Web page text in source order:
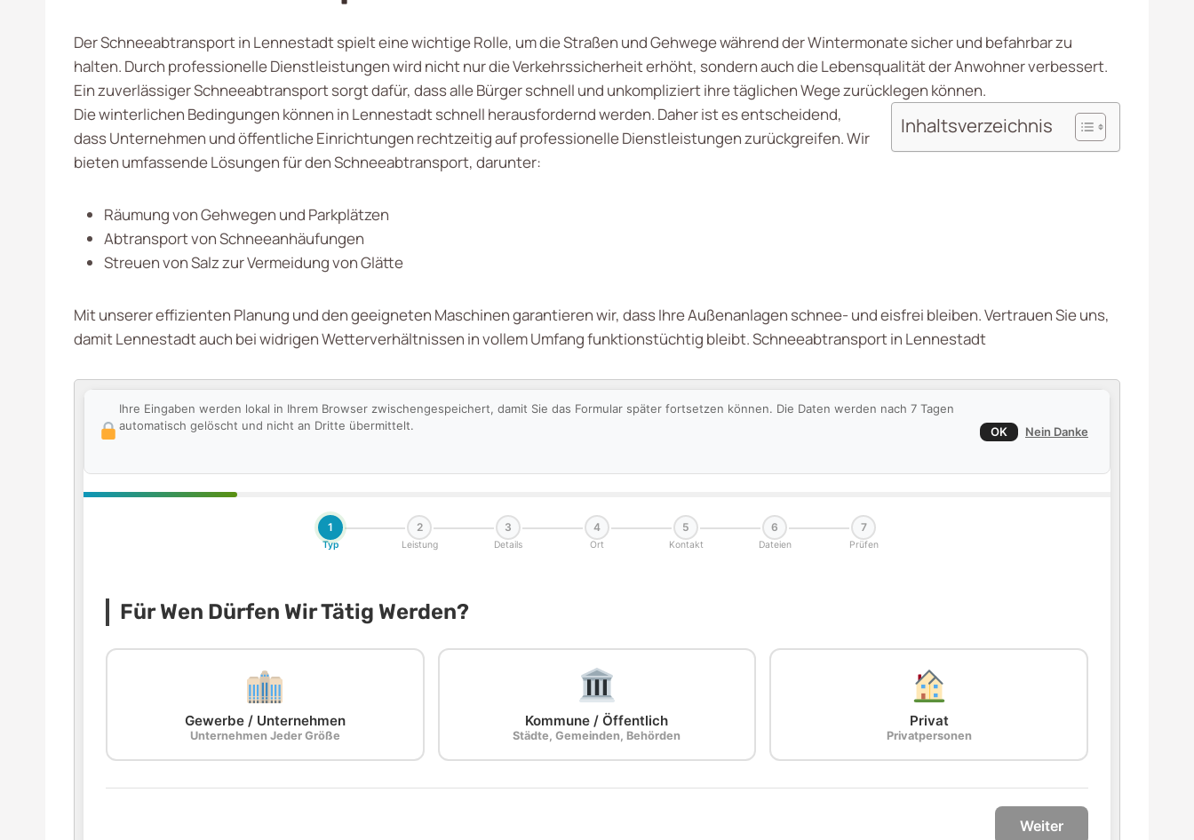
Der Schneeabtransport in Lennestadt spielt eine wichtige Rolle, um die Straßen und Gehwege während der Wintermonate sicher und befahrbar zu
halten. Durch professionelle Dienstleistungen wird nicht nur die Verkehrssicherheit erhöht, sondern auch die Lebensqualität der Anwohner verbessert.
Ein zuverlässiger Schneeabtransport sorgt dafür, dass alle Bürger schnell und unkompliziert ihre täglichen Wege zurücklegen können.
Inhaltsverzeichnis
Die winterlichen Bedingungen können in Lennestadt schnell herausfordernd werden. Daher ist es entscheidend,
dass Unternehmen und öffentliche Einrichtungen rechtzeitig auf professionelle Dienstleistungen zurückgreifen. Wir
bieten umfassende Lösungen für den Schneeabtransport, darunter:
Räumung von Gehwegen und Parkplätzen
Abtransport von Schneeanhäufungen
Streuen von Salz zur Vermeidung von Glätte
Mit unserer effizienten Planung und den geeigneten Maschinen garantieren wir, dass Ihre Außenanlagen schnee- und eisfrei bleiben. Vertrauen Sie uns,
damit Lennestadt auch bei widrigen Wetterverhältnissen in vollem Umfang funktionstüchtig bleibt. Schneeabtransport in Lennestadt
Ihre Eingaben werden lokal in Ihrem Browser zwischengespeichert, damit Sie das Formular später fortsetzen können. Die Daten werden nach 7 Tagen
automatisch gelöscht und nicht an Dritte übermittelt.
OK Nein Danke
1
Typ
2
Leistung
3
Details
4
Ort
5
Kontakt
6
Dateien
7
Prüfen
Für Wen Dürfen Wir Tätig Werden?
Gewerbe / Unternehmen
Unternehmen Jeder Größe
Kommune / Öffentlich
Städte, Gemeinden, Behörden
Privat
Privatpersonen
Weiter